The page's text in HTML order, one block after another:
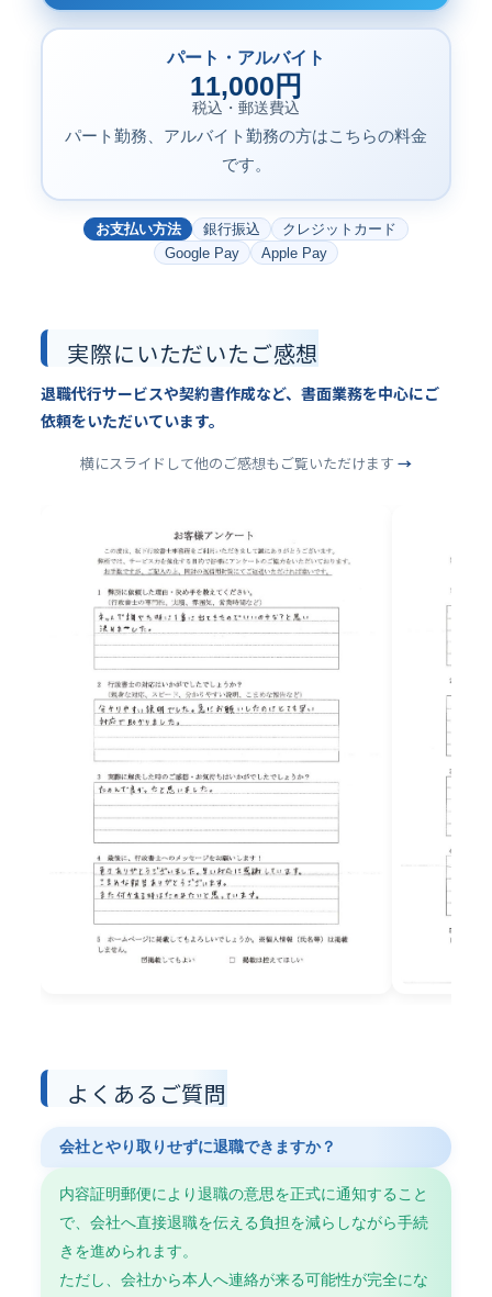
パート・アルバイト
11,000円
税込・郵送費込
パート勤務、アルバイト勤務の方はこちらの料金
です。
お支払い方法 銀行振込
クレジットカード
Google Pay
Apple Pay
実際にいただいたご感想
退職代行サービスや契約書作成など、書面業務を中心にご
依頼をいただいています。
横にスライドして他のご感想もご覧いただけます
よくあるご質問
会社とやり取りせずに退職できますか？
内容証明郵便により退職の意思を正式に通知すること
で、会社へ直接退職を伝える負担を減らしながら手続
きを進められます。
ただし、会社から本人へ連絡が来る可能性が完全にな